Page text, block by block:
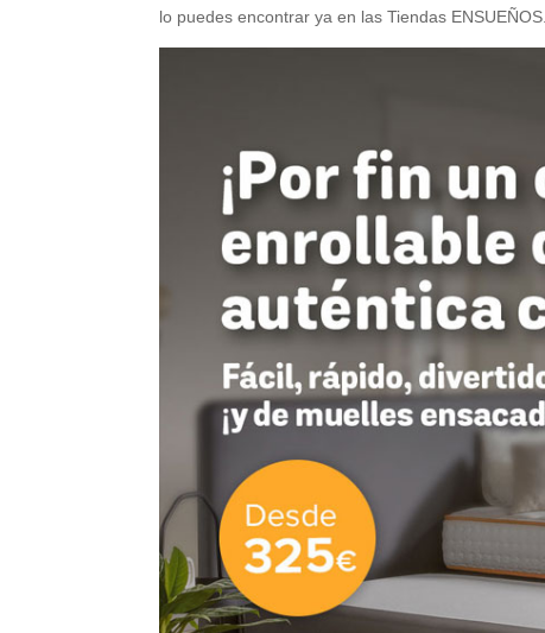
lo puedes encontrar ya en las Tiendas ENSUEÑOS.